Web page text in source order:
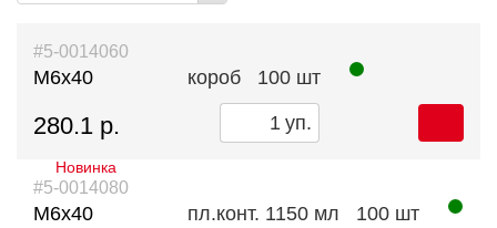
#5-0014060
М6х40 короб 100 шт
280.1 р. уп.
#5-0014080
Новинка
М6х40 пл.конт. 1150 мл 100 шт